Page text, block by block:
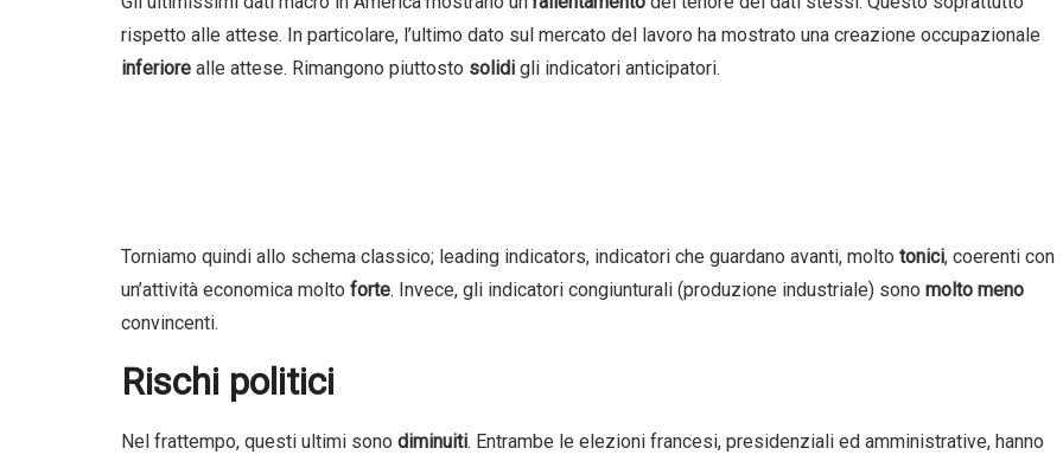
rispetto alle attese. In particolare, l’ultimo dato sul mercato del lavoro ha mostrato una creazione occupazionale
inferiore alle attese. Rimangono piuttosto solidi gli indicatori anticipatori.
Torniamo quindi allo schema classico; leading indicators, indicatori che guardano avanti, molto tonici, coerenti con
un’attività economica molto forte. Invece, gli indicatori congiunturali (produzione industriale) sono molto meno
convincenti.
Rischi politici
Nel frattempo, questi ultimi sono diminuiti. Entrambe le elezioni francesi, presidenziali ed amministrative, hanno